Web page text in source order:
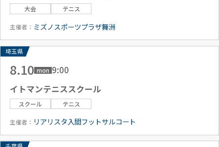
大会 テニス
主催者： ミズノスポーツプラザ舞洲
埼玉県
8.10 mon 9:00
イトマンテニススクール
スクール テニス
主催者： リアリスタ入間フットサルコート